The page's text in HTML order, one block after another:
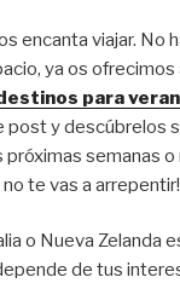
encanta viajar. No
ya os ofrecimos
para
post y descúbrelos
próximas semanas
te vas a arrepentir!
o Nueva Zelanda
de tus